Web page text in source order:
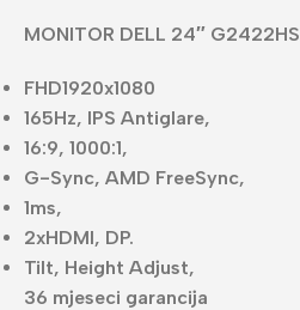
MONITOR DELL 24″ G2422HS
FHD1920x1080
165Hz, IPS Antiglare,
16:9, 1000:1,
G-Sync, AMD FreeSync,
1ms,
2xHDMI, DP.
Tilt, Height Adjust,
36 mjeseci garancija